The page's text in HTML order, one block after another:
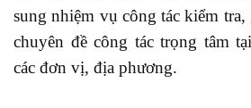
sung nhiệm vụ công tác kiểm tra,
chuyên đề công tác trọng tâm
các đơn vị, địa phương.